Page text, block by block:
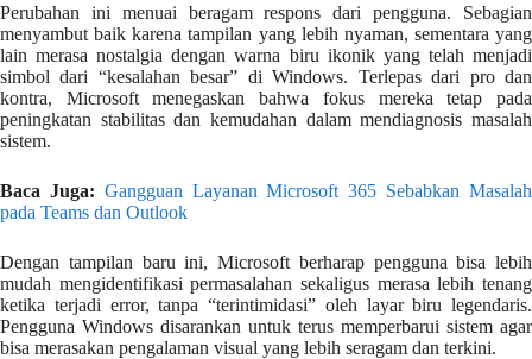
Perubahan ini menuai beragam respons dari pengguna. Sebagian
menyambut baik karena tampilan yang lebih nyaman, sementara yang
lain merasa nostalgia dengan warna biru ikonik yang telah menjadi
simbol dari “kesalahan besar” di Windows. Terlepas dari pro dan
kontra, Microsoft menegaskan bahwa fokus mereka tetap pada
peningkatan stabilitas dan kemudahan dalam mendiagnosis masalah
sistem.
Baca Juga: Gangguan Layanan Microsoft 365 Sebabkan Masalah
pada Teams dan Outlook
Dengan tampilan baru ini, Microsoft berharap pengguna bisa lebih
mudah mengidentifikasi permasalahan sekaligus merasa lebih tenang
ketika terjadi error, tanpa “terintimidasi” oleh layar biru legendaris.
Pengguna Windows disarankan untuk terus memperbarui sistem agar
bisa merasakan pengalaman visual yang lebih seragam dan terkini.